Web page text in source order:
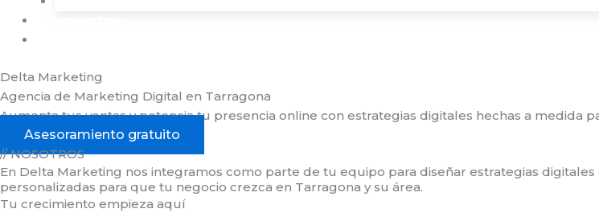
Delta Marketing
Agencia de Marketing Digital en Tarragona
Aumenta tus ventas y potencia tu presencia online con estrategias digitales hechas a medida
Asesoramiento gratuito
// NOSOTROS
En Delta Marketing nos integramos como parte de tu equipo para diseñar estrategias
personalizadas para que tu negocio crezca en Tarragona y su área.
Tu crecimiento empieza aquí